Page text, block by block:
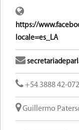
https://
locale=es_LA
+54 3888 42-
Guillermo